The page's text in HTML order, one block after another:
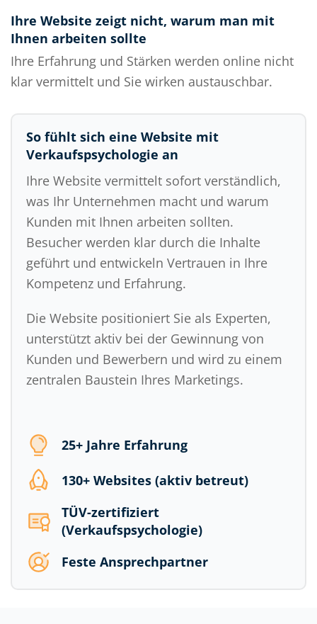
Ihre Website zeigt nicht, warum man mit
Ihnen arbeiten sollte
Ihre Erfahrung und Stärken werden online nicht
klar vermittelt und Sie wirken austauschbar.
So fühlt sich eine Website mit
Verkaufspsychologie an
Ihre Website vermittelt sofort verständlich,
was Ihr Unternehmen macht und warum
Kunden mit Ihnen arbeiten sollten.
Besucher werden klar durch die Inhalte
geführt und entwickeln Vertrauen in Ihre
Kompetenz und Erfahrung.
Die Website positioniert Sie als Experten,
unterstützt aktiv bei der Gewinnung von
Kunden und Bewerbern und wird zu einem
zentralen Baustein Ihres Marketings.
25+ Jahre Erfahrung
130+ Websites (aktiv betreut)
TÜV-zertifiziert
(Verkaufspsychologie)
Feste Ansprechpartner